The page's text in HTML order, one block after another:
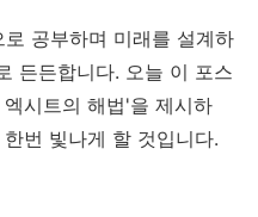
공부하며 미래를 설계하
든든합니다. 오늘 이 포스
시트의 해법'을 제시하
번 빛나게 할 것입니다.